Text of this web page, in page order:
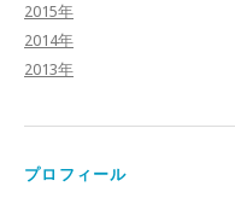
2015年
2014年
2013年
プロフィール